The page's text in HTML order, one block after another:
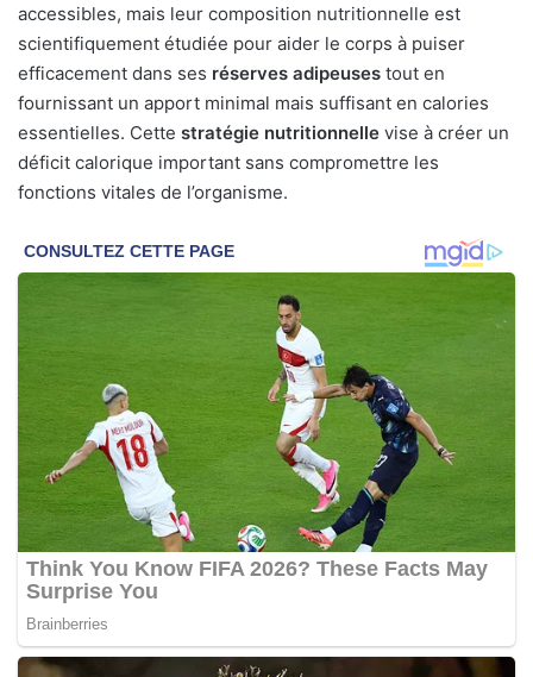
accessibles, mais leur composition nutritionnelle est
scientifiquement étudiée pour aider le corps à puiser
efficacement dans ses réserves adipeuses tout en
fournissant un apport minimal mais suffisant en calories
essentielles. Cette stratégie nutritionnelle vise à créer un
déficit calorique important sans compromettre les
fonctions vitales de l’organisme.